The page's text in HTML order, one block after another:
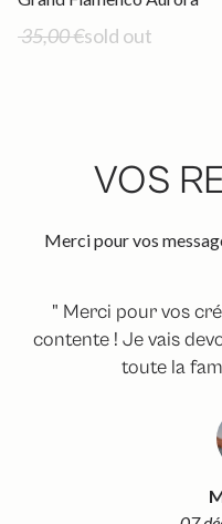
35,00 €sold out
VOS
Merci pour vos
" Merci pour vos
contente ! Je vais
toute la